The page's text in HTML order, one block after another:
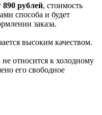
890 рублей, стоимость
способа и будет
заказа.
высоким качеством.
относится к холодному
его свободное